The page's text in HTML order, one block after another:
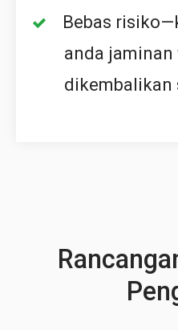
Bebas
anda jaminan
dikembalikan